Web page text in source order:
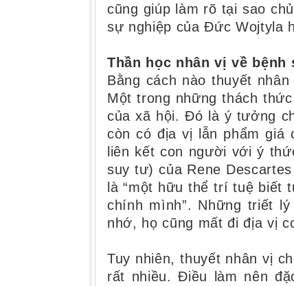
cũng giúp làm rõ tại sao
sự nghiệp của Đức Wojtyla
Thần học nhân vị về
Bằng cách nào thuyết
Một trong những thách
của xã hội. Đó là ý tưởng
còn có địa vị lẫn phẩm giá
liên kết con người với ý
suy tư) của Rene
là “một hữu thể trí tuệ biết
chính mình”. Những triết
nhớ, họ cũng mất đi địa vị
Tuy nhiên, thuyết nhân vị
rất nhiều. Điều làm nên